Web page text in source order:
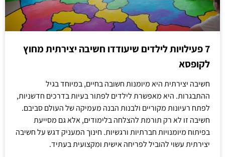
7 פעילויות לילדים שיעודדו חשיבה יצירתית מחוץ
לקופסא
חשיבה יצירתית היא מיומנות חשובה בחיים, במיוחד בגיל
ההתבגרות. היא מאפשרת לילדים לפתור בעיות בדרכים חדשניות,
לפתח רעיונות מקוריים ולבנות הבנה מעמיקה של העולם סביבם.
חשיבה זו לא רק תורמת להצלחה בלימודים, אלא גם מסייעת
בפיתוח מיומנויות חברתיות ורגשיות. חינוך המעניק דגש על חשיבה
יצירתית עשוי להוביל לפריחה אישית ומקצועית בעתיד.